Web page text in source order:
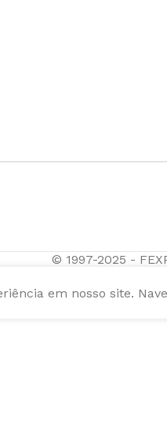
© 1997-2025 -
em nosso site.